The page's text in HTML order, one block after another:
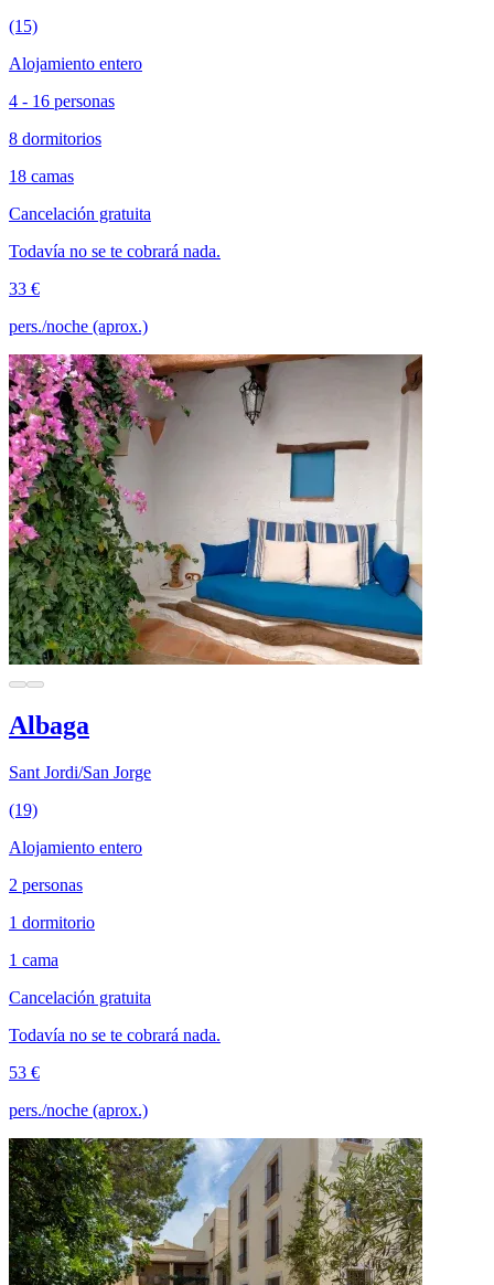
(15)
Alojamiento entero
4 - 16 personas
8 dormitorios
18 camas
Cancelación gratuita
Todavía no se te cobrará nada.
33 €
pers./noche (aprox.)
Albaga
Sant Jordi/San Jorge
(19)
Alojamiento entero
2 personas
1 dormitorio
1 cama
Cancelación gratuita
Todavía no se te cobrará nada.
53 €
pers./noche (aprox.)